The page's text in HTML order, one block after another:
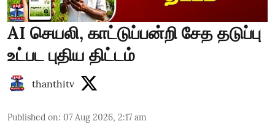
AI செயலி, காட்டுப்பன்றி சேத தடுப்பு
உட்பட புதிய திட்டம்
thanthitv
Published on: 07 Aug 2026, 2:17 am